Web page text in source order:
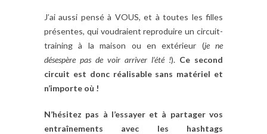
J’ai aussi pensé à VOUS, et à toutes les filles
présentes, qui voudraient reproduire un circuit-
training à la maison ou en extérieur (je ne
désespère pas de voir arriver l’été !). Ce second
circuit est donc réalisable sans matériel et
n’importe où !
N’hésitez pas à l’essayer et à partager vos
entraînements avec les hashtags